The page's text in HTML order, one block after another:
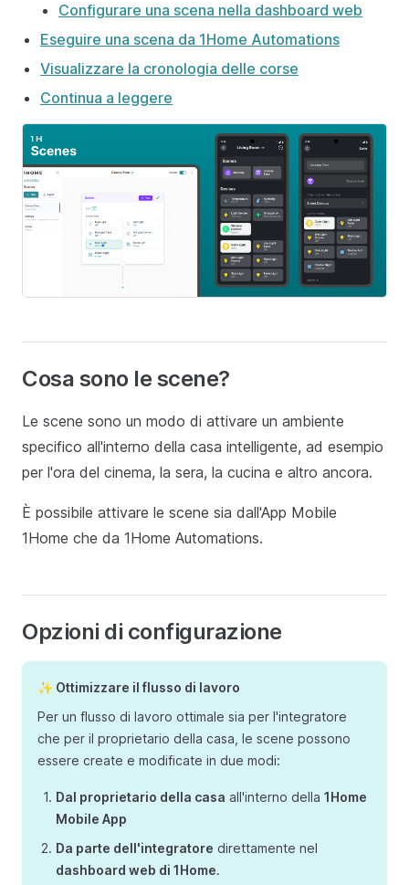
Configurare una scena nella dashboard web
Eseguire una scena da 1Home Automations
Visualizzare la cronologia delle corse
Continua a leggere
Cosa sono le scene?
Le scene sono un modo di attivare un ambiente
specifico all'interno della casa intelligente, ad esempio
per l'ora del cinema, la sera, la cucina e altro ancora.
È possibile attivare le scene sia dall'App Mobile
1Home che da 1Home Automations.
Opzioni di configurazione
✨ Ottimizzare il flusso di lavoro
Per un flusso di lavoro ottimale sia per l'integratore
che per il proprietario della casa, le scene possono
essere create e modificate in due modi:
Dal proprietario della casa all'interno della 1Home
Mobile App
Da parte dell'integratore direttamente nel
dashboard web di 1Home.